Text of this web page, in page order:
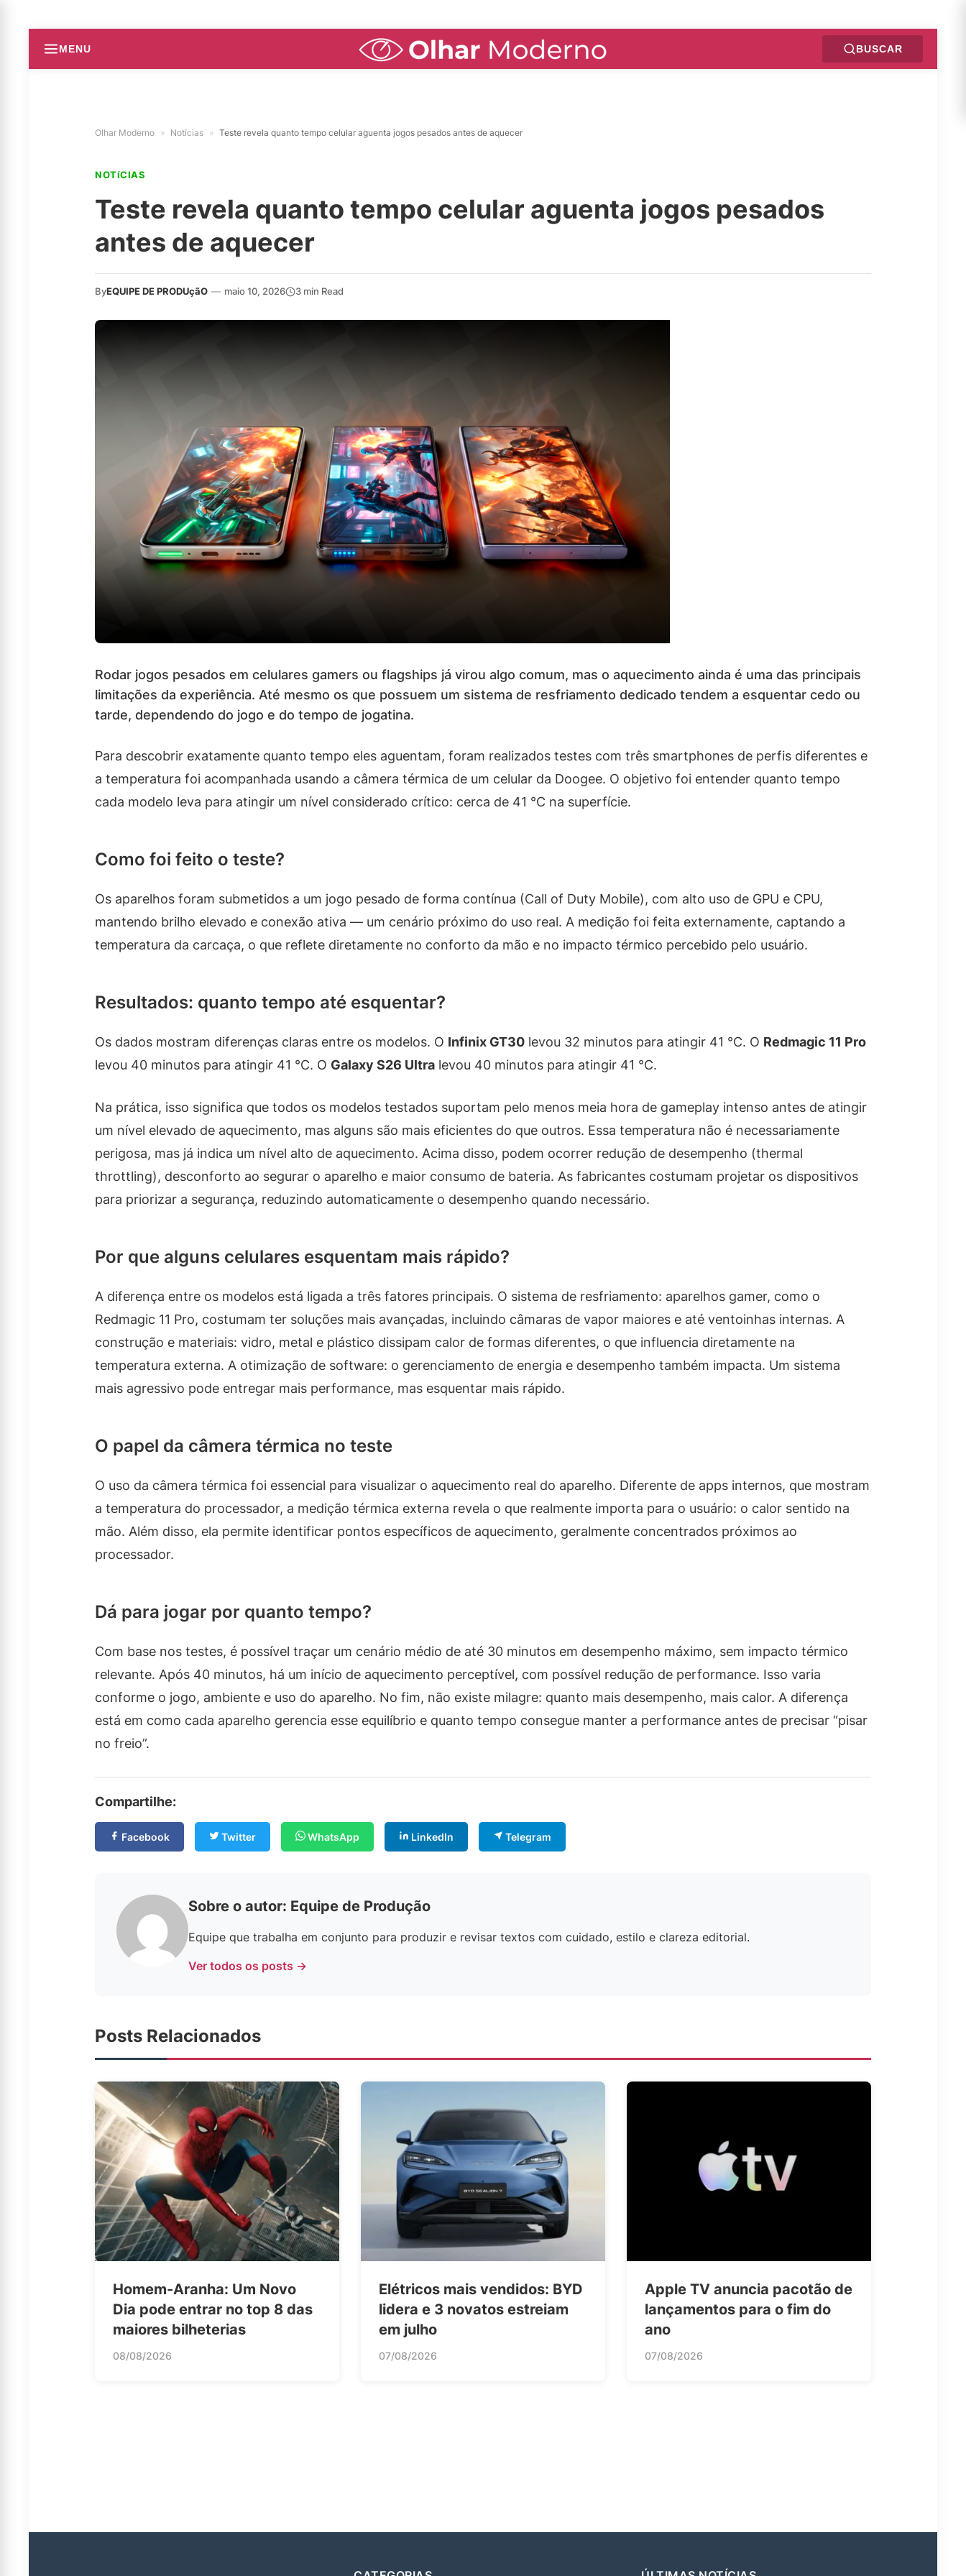
MENU BUSCAR
Olhar Moderno » Notícias » Teste revela quanto tempo celular aguenta jogos pesados antes de aquecer
NOTíCIAS
Teste revela quanto tempo celular aguenta jogos pesados
antes de aquecer
ByEQUIPE DE PRODUçãO — maio 10, 2026 3 min Read
Rodar jogos pesados em celulares gamers ou flagships já virou algo comum, mas o aquecimento ainda é uma das principais
limitações da experiência. Até mesmo os que possuem um sistema de resfriamento dedicado tendem a esquentar cedo ou
tarde, dependendo do jogo e do tempo de jogatina.
Para descobrir exatamente quanto tempo eles aguentam, foram realizados testes com três smartphones de perfis diferentes e
a temperatura foi acompanhada usando a câmera térmica de um celular da Doogee. O objetivo foi entender quanto tempo
cada modelo leva para atingir um nível considerado crítico: cerca de 41 °C na superfície.
Como foi feito o teste?
Os aparelhos foram submetidos a um jogo pesado de forma contínua (Call of Duty Mobile), com alto uso de GPU e CPU,
mantendo brilho elevado e conexão ativa — um cenário próximo do uso real. A medição foi feita externamente, captando a
temperatura da carcaça, o que reflete diretamente no conforto da mão e no impacto térmico percebido pelo usuário.
Resultados: quanto tempo até esquentar?
Os dados mostram diferenças claras entre os modelos. O Infinix GT30 levou 32 minutos para atingir 41 °C. O Redmagic 11 Pro
levou 40 minutos para atingir 41 °C. O Galaxy S26 Ultra levou 40 minutos para atingir 41 °C.
Na prática, isso significa que todos os modelos testados suportam pelo menos meia hora de gameplay intenso antes de atingir
um nível elevado de aquecimento, mas alguns são mais eficientes do que outros. Essa temperatura não é necessariamente
perigosa, mas já indica um nível alto de aquecimento. Acima disso, podem ocorrer redução de desempenho (thermal
throttling), desconforto ao segurar o aparelho e maior consumo de bateria. As fabricantes costumam projetar os dispositivos
para priorizar a segurança, reduzindo automaticamente o desempenho quando necessário.
Por que alguns celulares esquentam mais rápido?
A diferença entre os modelos está ligada a três fatores principais. O sistema de resfriamento: aparelhos gamer, como o
Redmagic 11 Pro, costumam ter soluções mais avançadas, incluindo câmaras de vapor maiores e até ventoinhas internas. A
construção e materiais: vidro, metal e plástico dissipam calor de formas diferentes, o que influencia diretamente na
temperatura externa. A otimização de software: o gerenciamento de energia e desempenho também impacta. Um sistema
mais agressivo pode entregar mais performance, mas esquentar mais rápido.
O papel da câmera térmica no teste
O uso da câmera térmica foi essencial para visualizar o aquecimento real do aparelho. Diferente de apps internos, que mostram
a temperatura do processador, a medição térmica externa revela o que realmente importa para o usuário: o calor sentido na
mão. Além disso, ela permite identificar pontos específicos de aquecimento, geralmente concentrados próximos ao
processador.
Dá para jogar por quanto tempo?
Com base nos testes, é possível traçar um cenário médio de até 30 minutos em desempenho máximo, sem impacto térmico
relevante. Após 40 minutos, há um início de aquecimento perceptível, com possível redução de performance. Isso varia
conforme o jogo, ambiente e uso do aparelho. No fim, não existe milagre: quanto mais desempenho, mais calor. A diferença
está em como cada aparelho gerencia esse equilíbrio e quanto tempo consegue manter a performance antes de precisar “pisar
no freio”.
Compartilhe:
Facebook Twitter WhatsApp LinkedIn Telegram
Sobre o autor: Equipe de Produção
Equipe que trabalha em conjunto para produzir e revisar textos com cuidado, estilo e clareza editorial.
Ver todos os posts →
Posts Relacionados
Homem-Aranha: Um Novo
Dia pode entrar no top 8 das
maiores bilheterias
08/08/2026
Elétricos mais vendidos: BYD
lidera e 3 novatos estreiam
em julho
07/08/2026
Apple TV anuncia pacotão de
lançamentos para o fim do
ano
07/08/2026